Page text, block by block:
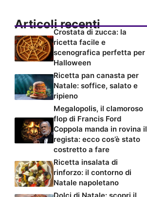
Articoli recenti
Crostata di zucca: la
ricetta facile e
scenografica perfetta per
Halloween
Ricetta pan canasta per
Natale: soffice, salato e
ripieno
Megalopolis, il clamoroso
flop di Francis Ford
Coppola manda in rovina il
regista: ecco cos’è stato
costretto a fare
Ricetta insalata di
rinforzo: il contorno di
Natale napoletano